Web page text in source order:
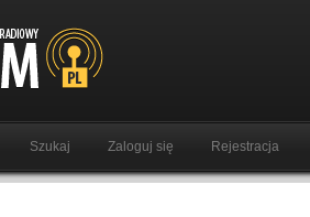
Szukaj Zaloguj się Rejestracja